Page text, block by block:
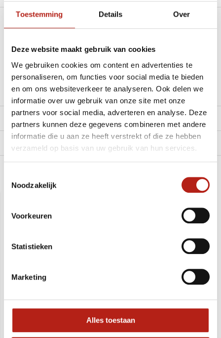
Toestemming Details Over
Deze website maakt gebruik van cookies
We gebruiken cookies om content en advertenties te
personaliseren, om functies voor social media te bieden
en om ons websiteverkeer te analyseren. Ook delen we
informatie over uw gebruik van onze site met onze
partners voor social media, adverteren en analyse. Deze
partners kunnen deze gegevens combineren met andere
informatie die u aan ze heeft verstrekt of die ze hebben
verzameld op basis van uw gebruik van hun services.
Noodzakelijk
Voorkeuren
Statistieken
Marketing
Alles toestaan
Heb je een vraag over dit product?
Stel je vraag in de Chat voor een snel antwoord 24/7
Stel je vraag
Reviews
Recent bekeken
Gevechtende gele eend
sleutelhanger